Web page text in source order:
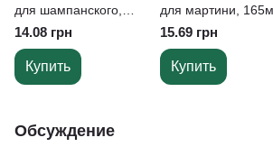
для шампанского,
150 мл, S
14.08 грн
Купить
для мартини,
PS
15.69 грн
Купить
Обсуждение